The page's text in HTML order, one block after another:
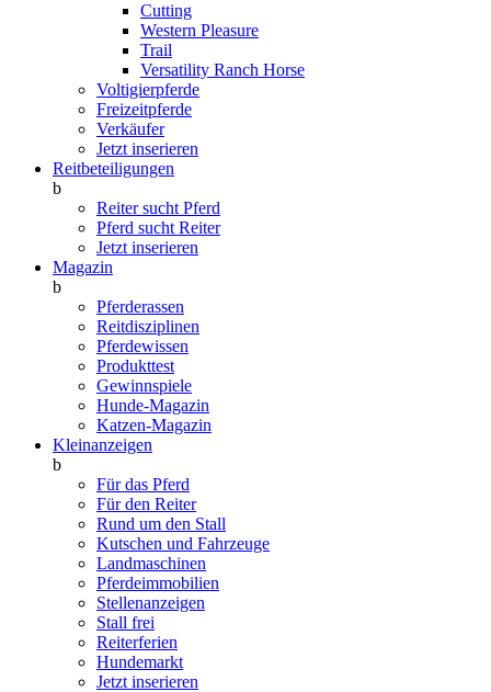
Cutting
Western Pleasure
Trail
Versatility Ranch Horse
Voltigierpferde
Freizeitpferde
Verkäufer
Jetzt inserieren
Reitbeteiligungen
b
Reiter sucht Pferd
Pferd sucht Reiter
Jetzt inserieren
Magazin
b
Pferderassen
Reitdisziplinen
Pferdewissen
Produkttest
Gewinnspiele
Hunde-Magazin
Katzen-Magazin
Kleinanzeigen
b
Für das Pferd
Für den Reiter
Rund um den Stall
Kutschen und Fahrzeuge
Landmaschinen
Pferdeimmobilien
Stellenanzeigen
Stall frei
Reiterferien
Hundemarkt
Jetzt inserieren